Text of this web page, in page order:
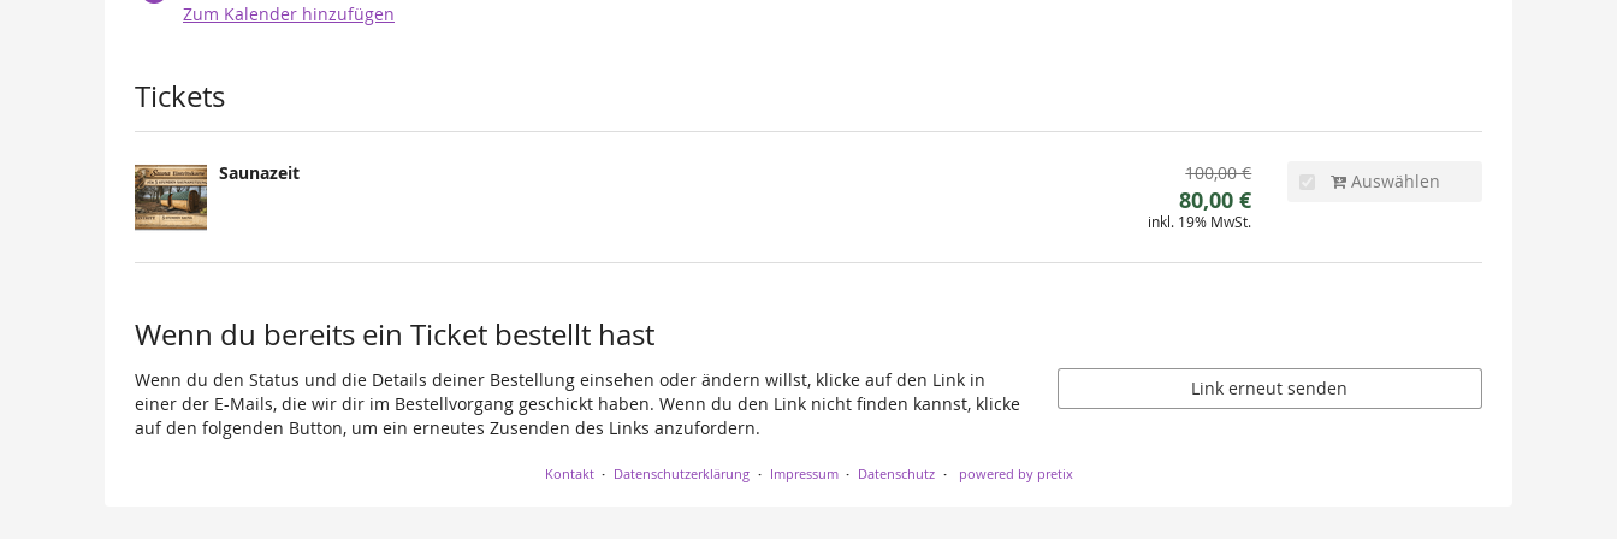
Zum Kalender hinzufügen
Produkte
Tickets
Saunazeit
Ursprünglicher
Preis:
100,00 €
Neuer
Preis:
80,00 €
inkl. 19% MwSt.
Auswählen
Wenn du bereits ein Ticket bestellt hast
Wenn du den Status und die Details deiner Bestellung einsehen oder ändern willst, klicke auf den Link in
einer der E-Mails, die wir dir im Bestellvorgang geschickt haben. Wenn du den Link nicht finden kannst, klicke
auf den folgenden Button, um ein erneutes Zusenden des Links anzufordern.
Link erneut senden
Kontakt Datenschutzerklärung Impressum Datenschutz powered by pretix